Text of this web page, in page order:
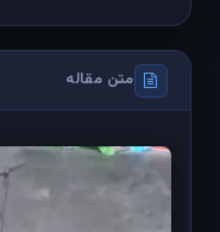
متن مقاله